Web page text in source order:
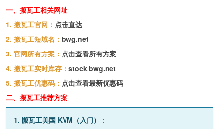
一、搬瓦工相关网址
1. 搬瓦工官网： 点击直达
2. 搬瓦工短域名： bwg.net
3. 官网所有方案： 点击查看所有方案
4. 搬瓦工实时库存： stock.bwg.net
5. 搬瓦工优惠码： 点击查看最新优惠码
二、搬瓦工推荐方案
1. 搬瓦工美国 KVM（入门） ：